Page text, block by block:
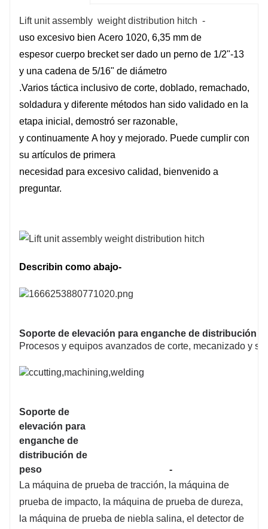
Lift unit assembly weight distribution hitch -
uso excesivo bien Acero 1020, 6,35 mm de
espesor cuerpo brecketser dado un perno de 1/2"-13
y una cadena de 5/16" de diámetro
.Varios táctica inclusivo de corte, doblado, remachado,
soldadura y diferente métodos han sido validado en la
etapa inicial, demostró ser razonable,
y continuamente A hoy y mejorado. Puede cumplir con
su artículos de primera
necesidad para excesivo calidad, bienvenido a
preguntar.
Describin como abajo-
Soporte de elevación para enganche de distribución
Procesos y equipos avanzados de corte, mecanizado y
Soporte de
elevación para
enganche de
distribución de
peso
-
La máquina de prueba de tracción, la máquina de
prueba de impacto, la máquina de prueba de dureza,
la máquina de prueba de niebla salina, el detector de